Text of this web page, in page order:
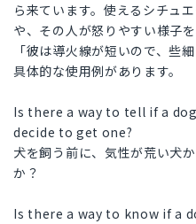
ら来ています。使えるシチュ
や、その人が怒りやすい様子
「彼は導火線が短いので、些
具体的な使用例があります。
Is there a way to tell if a
decide to get one?
犬を飼う前に、気性が荒い犬
か？
Is there a way to know if a